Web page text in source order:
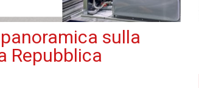
sulla
Repubblica